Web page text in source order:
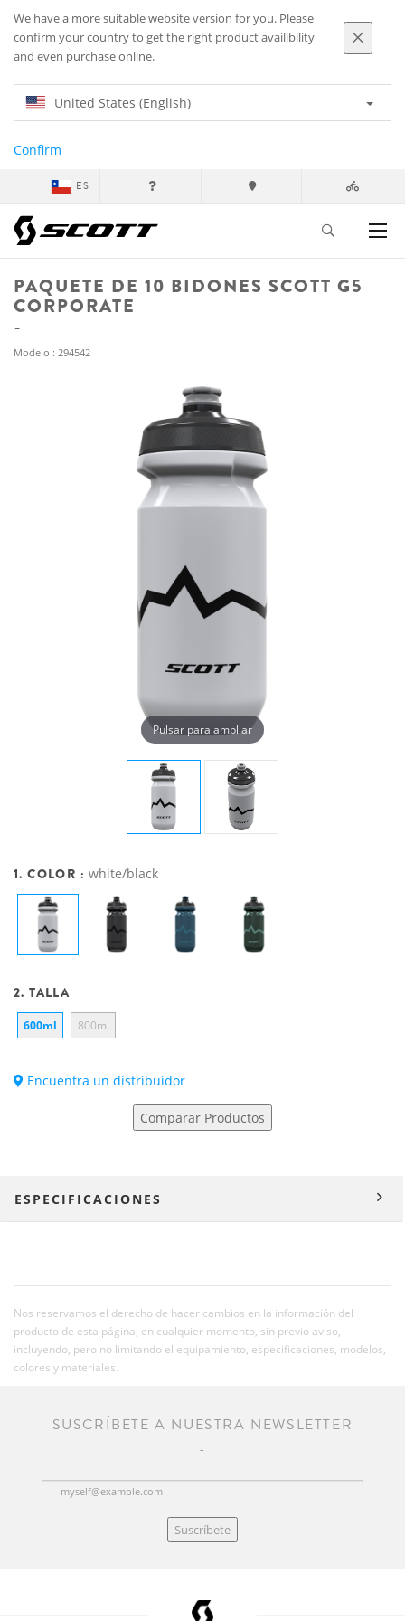
We have a more suitable website version for you. Please
confirm your country to get the right product availibility
and even purchase online.
United States (English)
Confirm
ES
PAQUETE DE 10 BIDONES SCOTT G5
CORPORATE
Modelo : 294542
Pulsar para ampliar
1. COLOR :white/black
2. TALLA
600ml 800ml
Encuentra un distribuidor
Comparar Productos
ESPECIFICACIONES
Nos reservamos el derecho de hacer cambios en la información del
producto de esta página, en cualquier momento, sin previo aviso,
incluyendo, pero no limitando el equipamiento, especificaciones, modelos,
colores y materiales.
SUSCRÍBETE A NUESTRA NEWSLETTER
Suscríbete